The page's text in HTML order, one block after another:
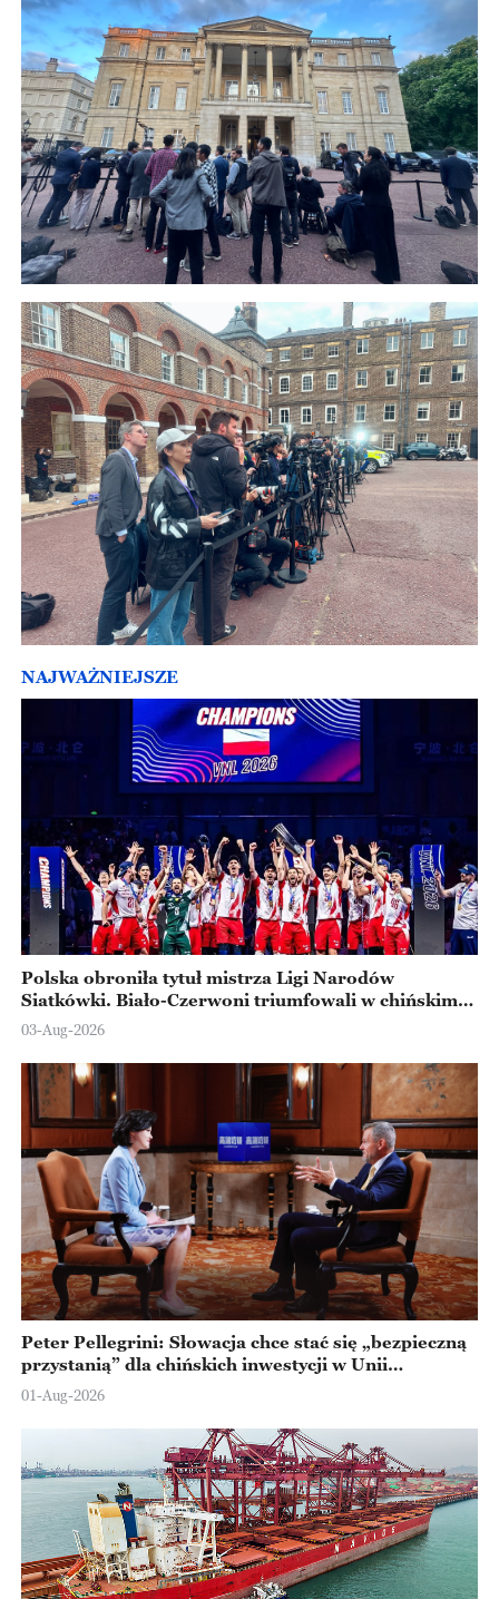
NAJWAŻNIEJSZE
Polska obroniła tytuł mistrza Ligi Narodów
Siatkówki. Biało-Czerwoni triumfowali w chińskim
Ningbo
03-Aug-2026
Peter Pellegrini: Słowacja chce stać się „bezpieczną
przystanią” dla chińskich inwestycji w Unii
Europejskiej
01-Aug-2026